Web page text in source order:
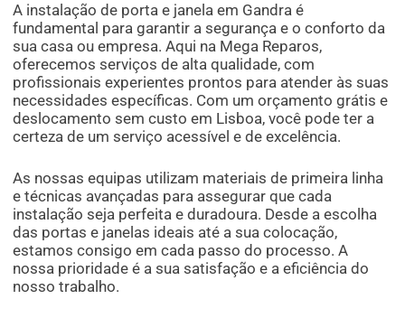
A instalação de porta e janela em Gandra é
fundamental para garantir a segurança e o conforto da
sua casa ou empresa. Aqui na Mega Reparos,
oferecemos serviços de alta qualidade, com
profissionais experientes prontos para atender às suas
necessidades específicas. Com um orçamento grátis e
deslocamento sem custo em Lisboa, você pode ter a
certeza de um serviço acessível e de excelência.
As nossas equipas utilizam materiais de primeira linha
e técnicas avançadas para assegurar que cada
instalação seja perfeita e duradoura. Desde a escolha
das portas e janelas ideais até a sua colocação,
estamos consigo em cada passo do processo. A
nossa prioridade é a sua satisfação e a eficiência do
nosso trabalho.